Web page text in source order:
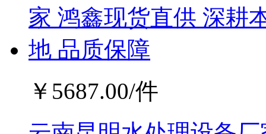
￥ 5687.00/件